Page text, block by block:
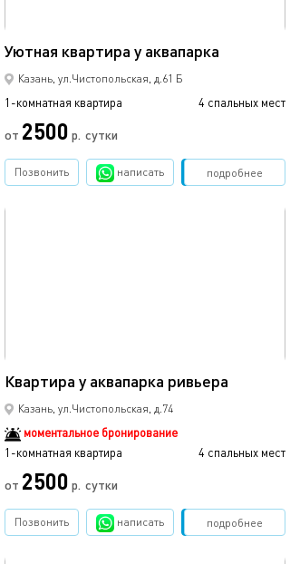
Уютная квартира у аквапарка
Казань, ул.Чистопольская, д.61 Б
1-комнатная квартира 4 спальных мест
от 2500 р. сутки
подробнее
Позвонить написать Забронировать
Квартира у аквапарка ривьера
Казань, ул.Чистопольская, д.74
моментальное бронирование
1-комнатная квартира
4 спальных мест
от 2500 р. сутки
подробнее
Позвонить написать Забронировать